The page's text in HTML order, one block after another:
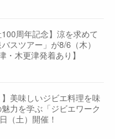
100周年記念】涼を求めて
スツアー」が8/6（木）
・木更津発着あり】
】美味しいジビエ料理を味
力を学ぶ「ジビエワーク
（土）開催！